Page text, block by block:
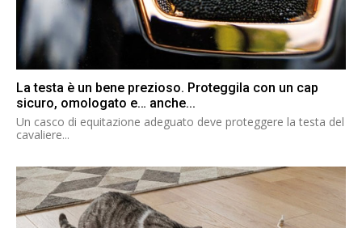
La testa è un bene prezioso. Proteggila con un cap
sicuro, omologato e… anche...
Un casco di equitazione adeguato deve proteggere la testa del
cavaliere...